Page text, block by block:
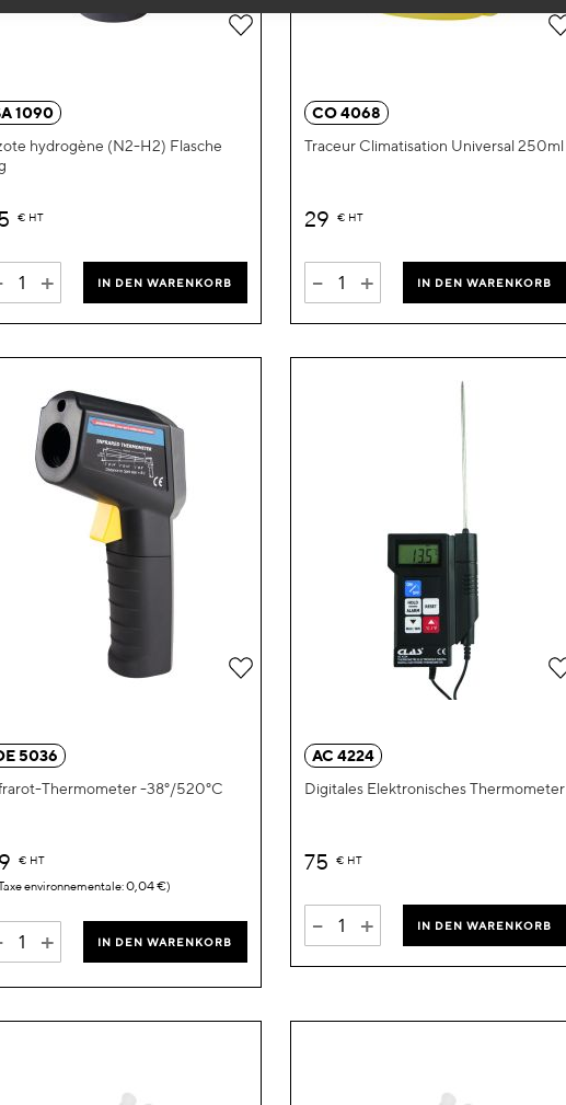
1090
hydrogène (N2-H2) Flasche
€ HT
+ IN DEN WARENKORB
Zur
hinzufügen
CO 4068
Traceur Climatisation Universal 250ml
29 € HT
- + IN DEN WARENKORB
5036
Thermometer -38°/520°C
€ HT
0,04 €
+ IN DEN WARENKORB
Zur
hinzufügen
AC 4224
Digitales Elektronisches Thermometer
75 € HT
- + IN DEN WARENKORB